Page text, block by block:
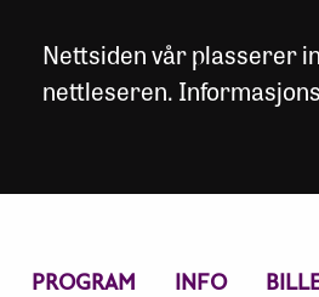
Nettsiden vår plasserer
nettleseren.
PROGRAM INFO